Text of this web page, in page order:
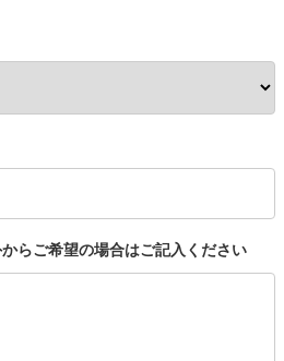
らご希望の場合はご記入ください